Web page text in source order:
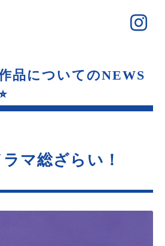
品についてのNEWS
マ総ざらい！